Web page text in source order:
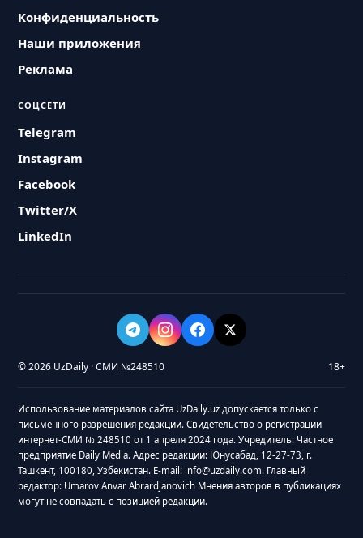
Конфиденциальность
Наши приложения
Реклама
СОЦСЕТИ
Telegram
Instagram
Facebook
Twitter/X
LinkedIn
© 2026 UzDaily · СМИ №248510 18+
Использование материалов сайта UzDaily.uz допускается только с
письменного разрешения редакции. Свидетельство о регистрации
интернет-СМИ № 248510 от 1 апреля 2024 года. Учредитель: Частное
предприятие Daily Media. Адрес редакции: Юнусабад, 12-27-73, г.
Ташкент, 100180, Узбекистан. E-mail: info@uzdaily.com. Главный
редактор: Umarov Anvar Abrardjanovich Мнения авторов в публикациях
могут не совпадать с позицией редакции.